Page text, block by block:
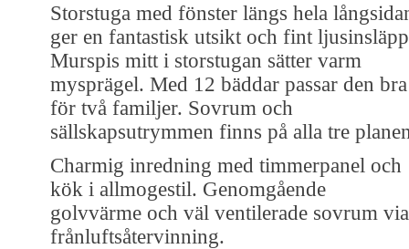
Storstuga med fönster längs hela
ger en fantastisk utsikt och fint
Murspis mitt i storstugan sätter varm
mysprägel. Med 12 bäddar passar den bra
för två familjer. Sovrum och
sällskapsutrymmen finns på alla tre
Charmig inredning med timmerpanel och
kök i allmogestil. Genomgående
golvvärme och väl ventilerade sovrum via
frånluftsåtervinning.